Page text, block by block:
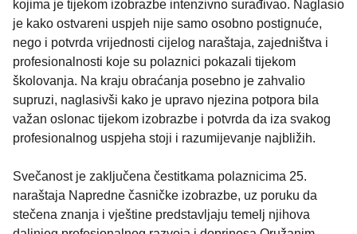
kojima je tijekom izobrazbe intenzivno surađivao. Naglasio
je kako ostvareni uspjeh nije samo osobno postignuće,
nego i potvrda vrijednosti cijelog naraštaja, zajedništva i
profesionalnosti koje su polaznici pokazali tijekom
školovanja. Na kraju obraćanja posebno je zahvalio
supruzi, naglasivši kako je upravo njezina potpora bila
važan oslonac tijekom izobrazbe i potvrda da iza svakog
profesionalnog uspjeha stoji i razumijevanje najbližih.
Svečanost je zaključena čestitkama polaznicima 25.
naraštaja Napredne časničke izobrazbe, uz poruku da
stečena znanja i vještine predstavljaju temelj njihova